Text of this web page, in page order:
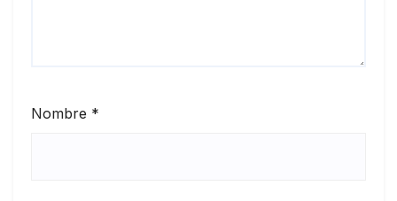
Nombre *